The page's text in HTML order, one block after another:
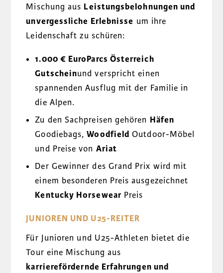
Mischung aus Leistungsbelohnungen und
unvergessliche Erlebnisse um ihre
Leidenschaft zu schüren:
1.000 € EuroParcs Österreich
Gutscheinund verspricht einen
spannenden Ausflug mit der Familie in
die Alpen.
Zu den Sachpreisen gehören Häfen
Goodiebags,Woodfield Outdoor-Möbel
und Preise von Ariat
Der Gewinner des Grand Prix wird mit
einem besonderen Preis ausgezeichnet
Kentucky HorsewearPreis
JUNIOREN UND U25-REITER
Für Junioren und U25-Athleten bietet die
Tour eine Mischung aus
karrierefördernde Erfahrungen und